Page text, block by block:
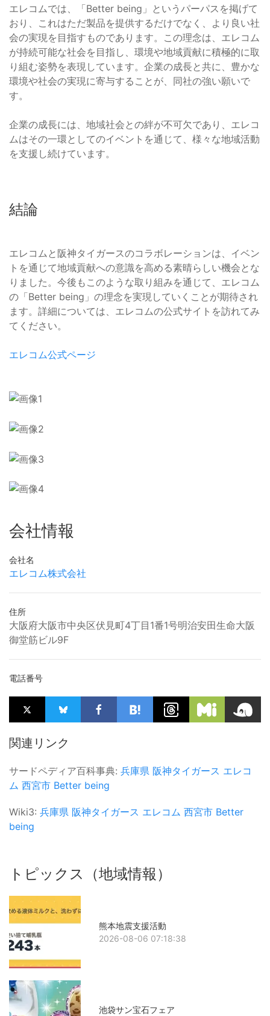
エレコムでは、「Better being」というパーパスを掲げて
おり、これはただ製品を提供するだけでなく、より良い社
会の実現を目指すものであります。この理念は、エレコム
が持続可能な社会を目指し、環境や地域貢献に積極的に取
り組む姿勢を表現しています。企業の成長と共に、豊かな
環境や社会の実現に寄与することが、同社の強い願いで
す。
企業の成長には、地域社会との絆が不可欠であり、エレコ
ムはその一環としてのイベントを通じて、様々な地域活動
を支援し続けています。
結論
エレコムと阪神タイガースのコラボレーションは、イベン
トを通じて地域貢献への意識を高める素晴らしい機会とな
りました。今後もこのような取り組みを通じて、エレコム
の「Better being」の理念を実現していくことが期待され
ます。詳細については、エレコムの公式サイトを訪れてみ
てください。
エレコム公式ページ
会社情報
会社名
エレコム株式会社
住所
大阪府大阪市中央区伏見町4丁目1番1号明治安田生命大阪
御堂筋ビル9F
電話番号
関連リンク
サードペディア百科事典: 兵庫県 阪神タイガース エレコ
ム 西宮市 Better being
Wiki3: 兵庫県 阪神タイガース エレコム 西宮市 Better
being
トピックス（地域情報）
熊本地震支援活動
2026-08-06 07:18:38
池袋サン宝石フェア